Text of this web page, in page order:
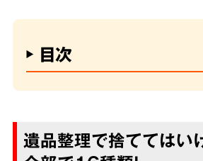
目次
遺品整理で捨ててはい